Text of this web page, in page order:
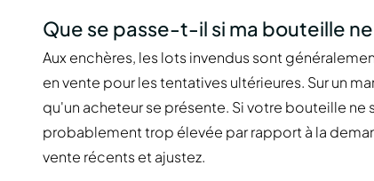
Que se passe-t-il si ma bouteille
Aux enchères, les lots invendus sont
en vente pour les tentatives ultérieures. Sur un
qu'un acheteur se présente. Si votre bouteille
probablement trop élevée par rapport à la
vente récents et ajustez.